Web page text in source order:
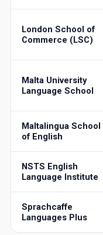
London School of
Commerce (LSC)
Malta University
Language School
Maltalingua School
of English
NSTS English
Language Institute
Sprachcaffe
Languages Plus